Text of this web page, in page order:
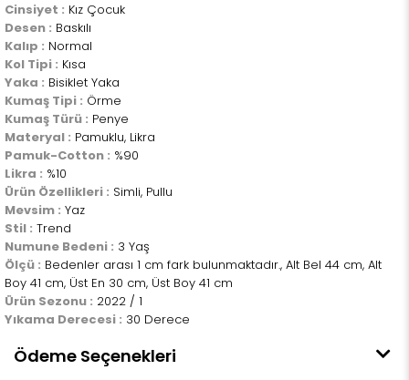
Cinsiyet : Kız Çocuk
Desen : Baskılı
Kalıp : Normal
Kol Tipi : Kısa
Yaka : Bisiklet Yaka
Kumaş Tipi : Örme
Kumaş Türü : Penye
Materyal : Pamuklu, Likra
Pamuk-Cotton : %90
Likra : %10
Ürün Özellikleri : Simli, Pullu
Mevsim : Yaz
Stil : Trend
Numune Bedeni : 3 Yaş
Ölçü : Bedenler arası 1 cm fark bulunmaktadır., Alt Bel 44 cm, Alt
Boy 41 cm, Üst En 30 cm, Üst Boy 41 cm
Ürün Sezonu : 2022 / 1
Yıkama Derecesi : 30 Derece
Ödeme Seçenekleri